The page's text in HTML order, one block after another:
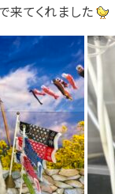
来てくれました